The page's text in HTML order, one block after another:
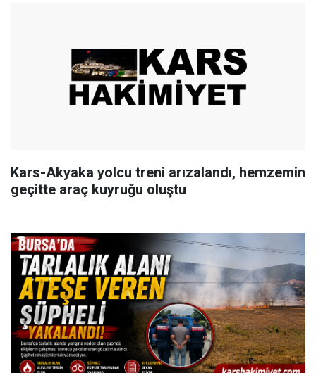
Kars-Akyaka yolcu treni arızalandı, hemzemin
geçitte araç kuyruğu oluştu